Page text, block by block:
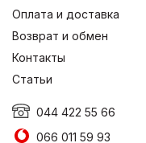
Оплата и доставка
Возврат и обмен
Контакты
Статьи
044 422 55 66
066 011 59 93